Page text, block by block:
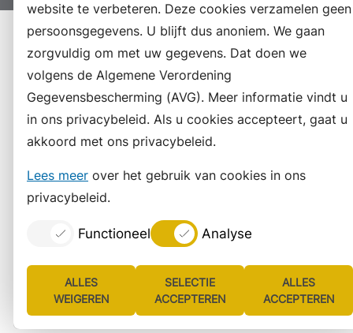
website te verbeteren. Deze cookies verzamelen geen
persoonsgegevens. U blijft dus anoniem. We gaan
zorgvuldig om met uw gegevens. Dat doen we
volgens de Algemene Verordening
Gegevensbescherming (AVG). Meer informatie vindt u
in ons privacybeleid. Als u cookies accepteert, gaat u
akkoord met ons privacybeleid.
Lees meer over het gebruik van cookies in ons
privacybeleid.
Functioneel Analyse
ALLES
WEIGEREN
SELECTIE
ACCEPTEREN
ALLES
ACCEPTEREN
LijstConsent